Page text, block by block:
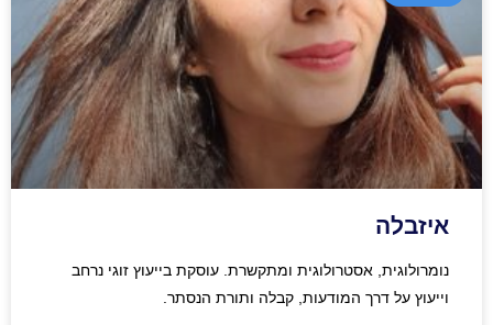
איזבלה
נומרולוגית, אסטרולוגית ומתקשרת. עוסקת בייעוץ זוגי נרחב
וייעוץ על דרך המודעות, קבלה ותורת הנסתר.